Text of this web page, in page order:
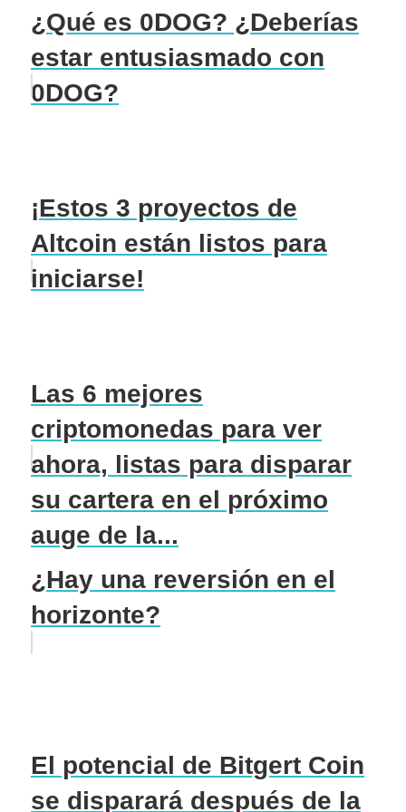
¿Qué es 0DOG? ¿Deberías
estar entusiasmado con
0DOG?
¡Estos 3 proyectos de
Altcoin están listos para
iniciarse!
Las 6 mejores
criptomonedas para ver
ahora, listas para disparar
su cartera en el próximo
auge de la...
¿Hay una reversión en el
horizonte?
El potencial de Bitgert Coin
se disparará después de la